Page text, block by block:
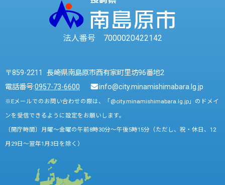
法人番号 7000020422142
〒859-2211 長崎県南島原市西有家町里坊96番地2
電話番号:0957-73-6600 info@city.minamishimabara.lg.jp
※Eメールでのお問い合わせの際は、「@city.minamishimabara.lg.jp」のドメイ
ンを受信できるように設定をお願いします。
〔開庁時間〕月曜～金曜の午前8時30分～午後5時15分（ただし、祝・休日、12
月29日～翌年1月3日を除く）